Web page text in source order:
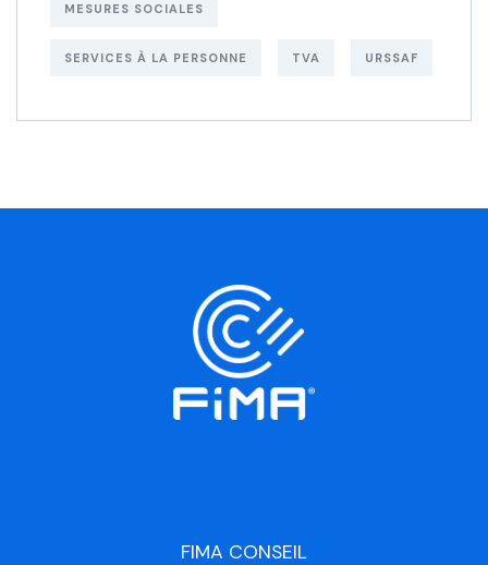
MESURES SOCIALES
SERVICES À LA PERSONNE TVA URSSAF
FIMA CONSEIL